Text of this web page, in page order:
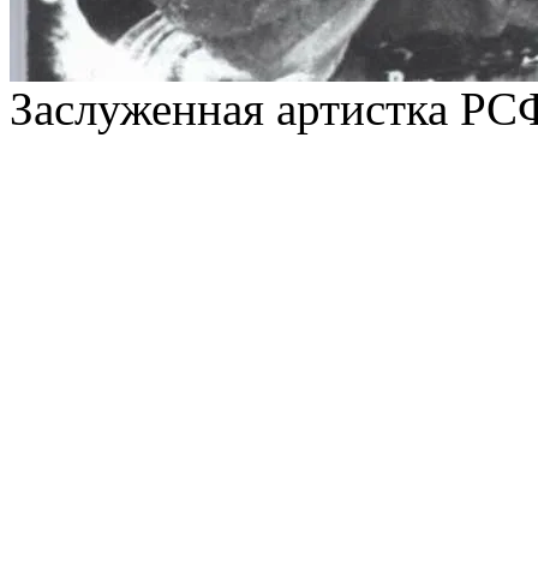
Заслуженная артистка